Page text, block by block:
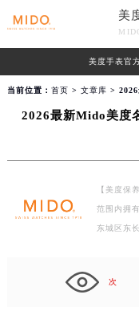
美
美度手表官
当前位置： 首页 > 文章库 >
2026最新Mido美度
【美度保
范围内拥
东城区东
次